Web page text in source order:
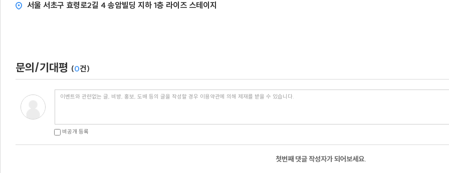
서울 서초구 효령로2길 4 송암빌딩 지하 1층 라이즈 스테이지
문의/기대평 (0건)
비공개 등록
첫번째 댓글 작성자가 되어보세요.